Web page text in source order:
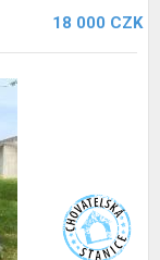
18 000 CZK